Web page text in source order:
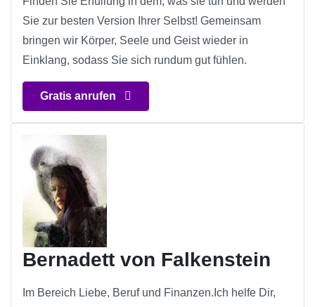
Sie zur besten Version Ihrer Selbst! Gemeinsam
bringen wir Körper, Seele und Geist wieder in
Einklang, sodass Sie sich rundum gut fühlen.
Gratis anrufen
Bernadett von Falkenstein
Im Bereich Liebe, Beruf und Finanzen.Ich helfe Dir,